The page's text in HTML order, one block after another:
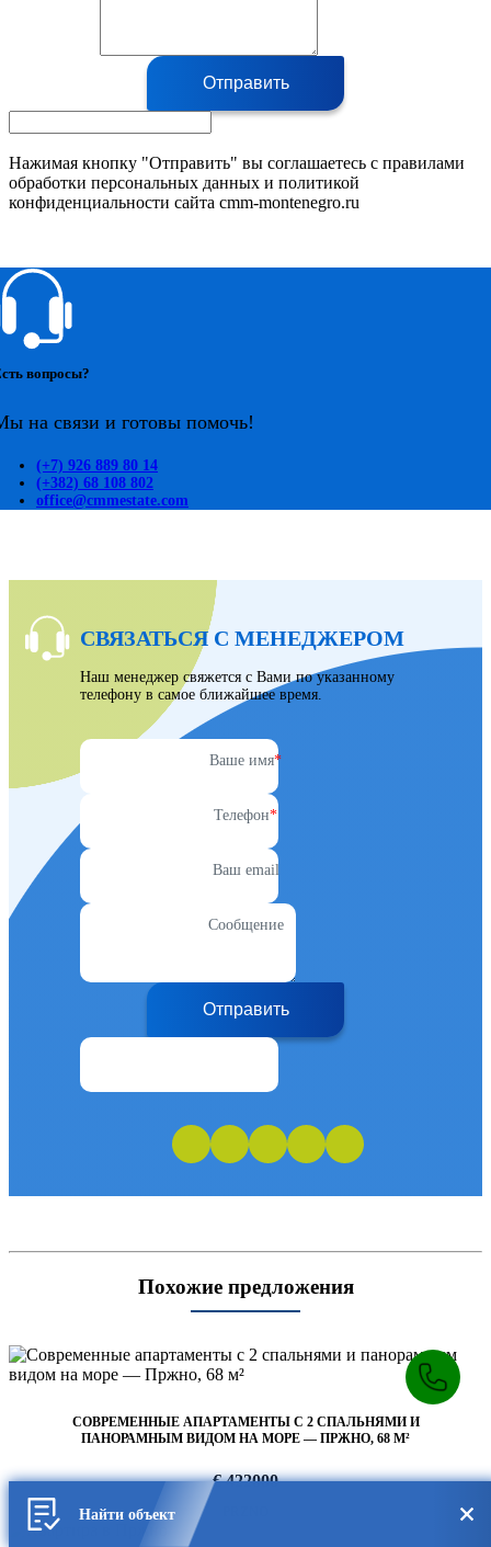
Отправить
Нажимая кнопку "Отправить" вы соглашаетесь с правилами
обработки персональных данных и политикой
конфиденциальности сайта cmm-montenegro.ru
вопросы?
на связи и готовы помочь!
(+7) 926 889 80 14
(+382) 68 108 802
office@cmmestate.com
СВЯЗАТЬСЯ С МЕНЕДЖЕРОМ
Наш менеджер свяжется с Вами по указанному
телефону в самое ближайшее время.
Ваше имя*
Телефон*
Ваш email
Сообщение
Отправить
Похожие предложения
СОВРЕМЕННЫЕ АПАРТАМЕНТЫ С 2 СПАЛЬНЯМИ И
ПАНОРАМНЫМ ВИДОМ НА МОРЕ — ПРЖНО, 68 М²
€ 422000
Найти объект